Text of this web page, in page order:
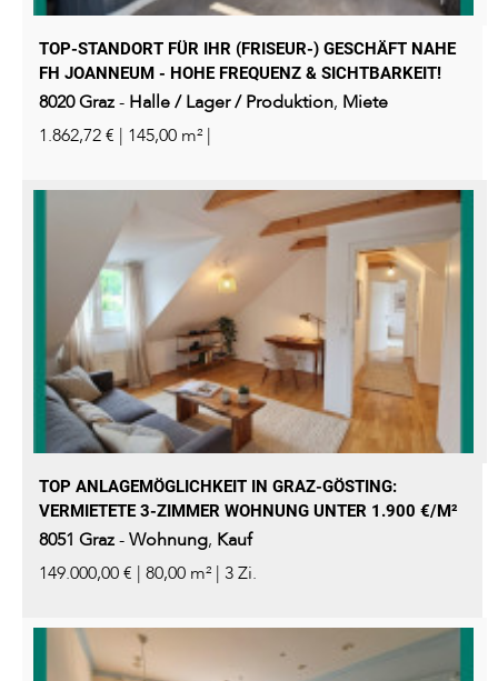
TOP-STANDORT FÜR IHR (FRISEUR-) GESCHÄFT NAHE
FH JOANNEUM - HOHE FREQUENZ & SICHTBARKEIT!
8020Graz- Halle / Lager / Produktion, Miete
1.862,72 € | 145,00 m² |
TOP ANLAGEMÖGLICHKEIT IN GRAZ-GÖSTING:
VERMIETETE 3-ZIMMER WOHNUNG UNTER 1.900 €/M²
8051 Graz-Wohnung, Kauf
149.000,00 € | 80,00 m² | 3 Zi.